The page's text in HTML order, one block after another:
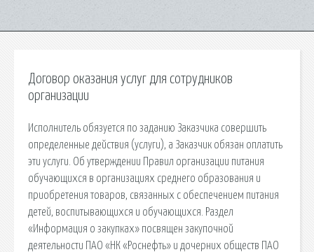
Договор оказания услуг для сотрудников
организации
Исполнитель обязуется по заданию Заказчика совершить
определенные действия (услуги), а Заказчик обязан оплатить
эти услуги. Об утверждении Правил организации питания
обучающихся в организациях среднего образования и
приобретения товаров, связанных с обеспечением питания
детей, воспитывающихся и обучающихся. Раздел
«Информация о закупках» посвящен закупочной
деятельности ПАО «НК «Роснефть» и дочерних обществ ПАО